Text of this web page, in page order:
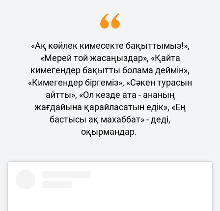
«Ақ көйлек кимесекте бақыттымыз!»,
«Мерей той жасаңыздар», «Қайта
кимегендер бақытты болама деймін»,
«Кимегендер біргеміз», «Сәкен турасын
айтты», «Ол кезде ата - ананың
жағдайына қарайласатын едік», «Ең
бастысы ақ махаббат» - деді,
оқырмандар.